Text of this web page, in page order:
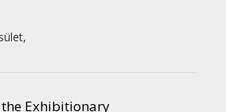
,
the Exhibitionary